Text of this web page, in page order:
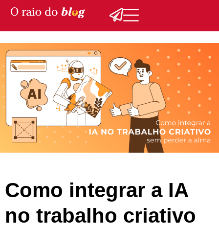
Como integrar a IA
no trabalho criativo